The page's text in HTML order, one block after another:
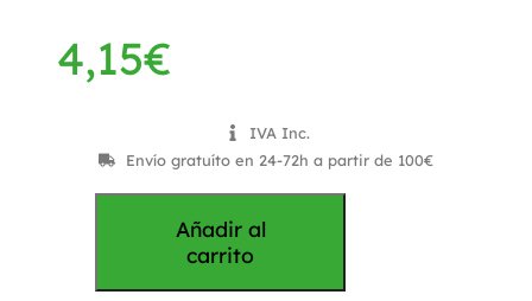
4,15€
IVA Inc.
Envío gratuíto en 24-72h a partir de 100€
Añadir al
carrito